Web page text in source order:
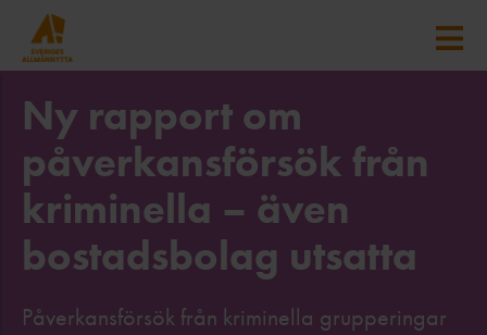
Ny rapport om
påverkansförsök från
kriminella – även
bostadsbolag utsatta
Påverkansförsök från kriminella grupperingar